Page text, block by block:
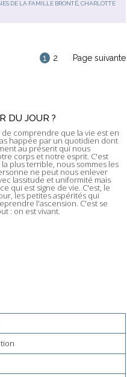
DE LA FAMILLE BRONTË ,CHARLOTTE
1 2 Page suivante
DU JOUR ?
comprendre que la vie est en
happée par un quotidien dont
au présent qui nous
corps et notre esprit. C'est
plus terrible, nous sommes les
ne peut nous enlever
lassitude et uniformité mais
qui est signe de vie. C'est, le
les petites aspérités qui
l'ascension. C'est se
: on est vivant.